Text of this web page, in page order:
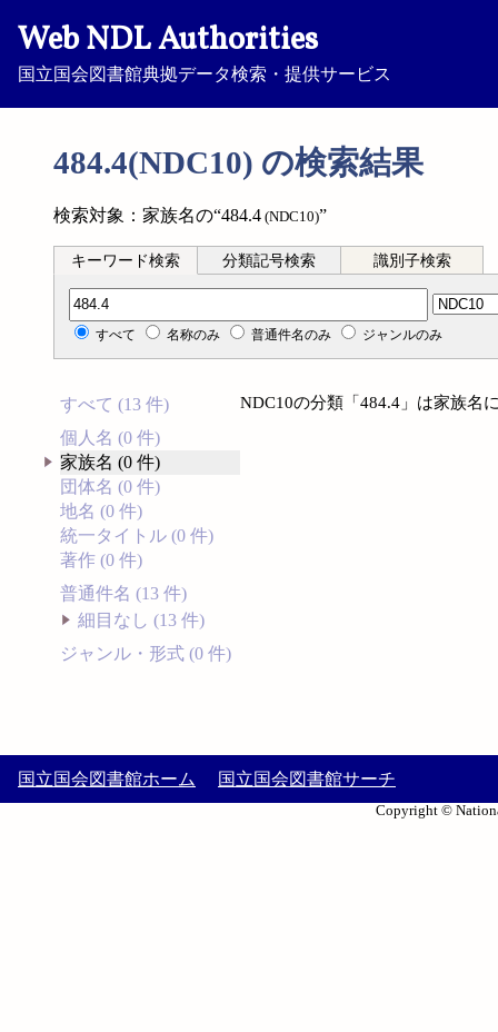
Web NDL Authorities
国立国会図書館典拠データ検索・提供サービス
484.4(NDC10) の検索結果
検索対象：家族名の“484.4 (NDC10)”
キーワード検索 分類記号検索 識別子検索
分類記号検索
すべて 名称のみ 普通件名のみ ジャンルのみ
すべて (13 件)
個人名 (0 件)
家族名 (0 件)
団体名 (0 件)
地名 (0 件)
統一タイトル (0 件)
著作 (0 件)
普通件名 (13 件)
細目なし (13 件)
ジャンル・形式 (0 件)
NDC10の分類「484.4」は家族名
国立国会図書館ホーム 国立国会図書館サーチ
Copyright ©